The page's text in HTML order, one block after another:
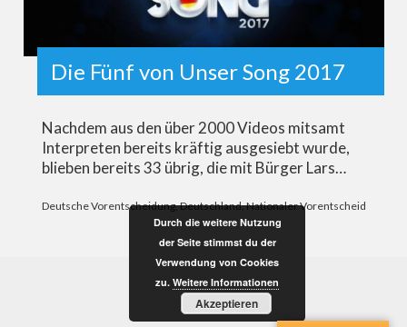
Die Fünf von Unser Song 2017
Nachdem aus den über 2000 Videos mitsamt
Interpreten bereits kräftig ausgesiebt wurde,
blieben bereits 33 übrig, die mit Bürger Lars…
Deutsche Vorentscheidung,Deutschland,Nationaler Vorentscheid
Durch die weitere Nutzung
der Seite stimmst du der
Verwendung von Cookies
zu. Weitere Informationen
Akzeptieren